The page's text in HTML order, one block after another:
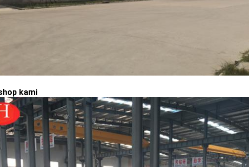
kami